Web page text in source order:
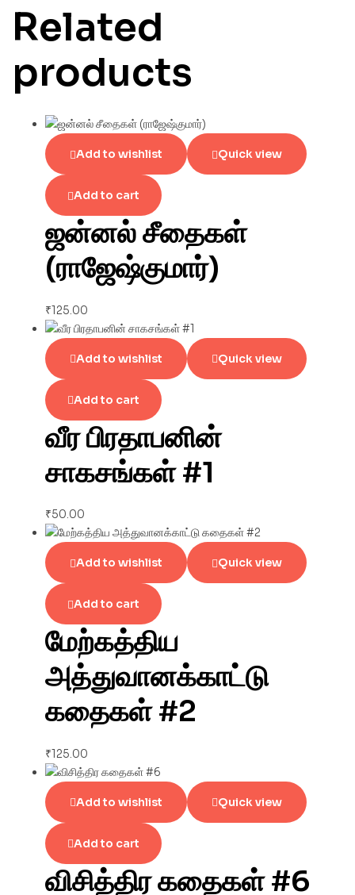
Related
products
Add to wishlist Quick view
Add to cart
ஜன்னல் சீதைகள்
(ராஜேஷ்குமார்)
₹125.00
Add to wishlist Quick view
Add to cart
வீர பிரதாபனின்
சாகசங்கள் #1
₹50.00
Add to wishlist Quick view
Add to cart
மேற்கத்திய
அத்துவானக்காட்டு
கதைகள் #2
₹125.00
Add to wishlist Quick view
Add to cart
விசித்திர கதைகள் #6